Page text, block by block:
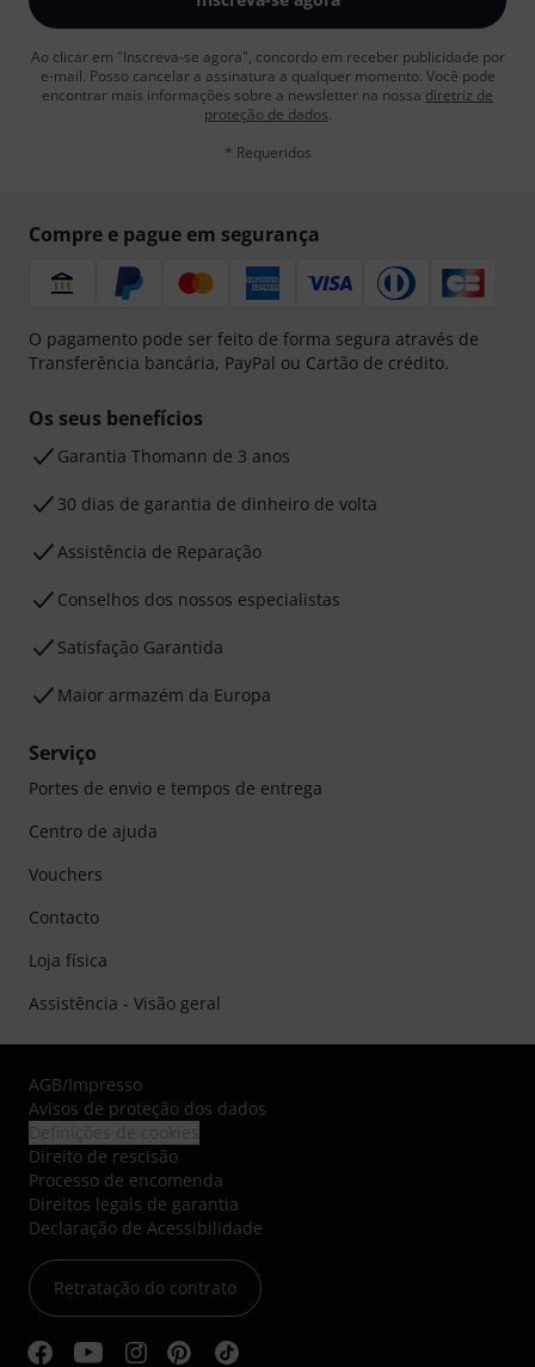
Ao clicar em "Inscreva-se agora", concordo em receber publicidade por
e-mail. Posso cancelar a assinatura a qualquer momento. Você pode
encontrar mais informações sobre a newsletter na nossa diretriz de
proteção de dados.
* Requeridos
Compre e pague em segurança
O pagamento pode ser feito de forma segura através de
Transferência bancária, PayPal ou Cartão de crédito.
Os seus benefícios
Garantia Thomann de 3 anos
30 dias de garantia de dinheiro de volta
Assistência de Reparação
Conselhos dos nossos especialistas
Satisfação Garantida
Maior armazém da Europa
Serviço
Portes de envio e tempos de entrega
Centro de ajuda
Vouchers
Contacto
Loja física
Assistência - Visão geral
AGB/Impresso
Avisos de proteção dos dados
Direito de rescisão
Processo de encomenda
Direitos legais de garantia
Declaração de Acessibilidade
Retratação do contrato